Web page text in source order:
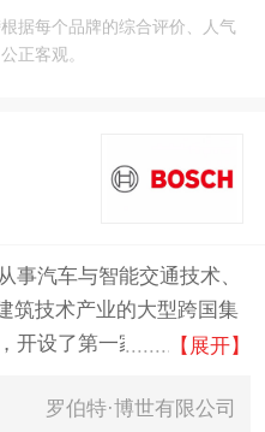
三
、
真
子
据每个品牌的综合评价、人气
正客观。
1
事汽车与智能交通技术、
筑技术产业的大型跨国集
开设了第一家贸易办事
见证了中国社会日新月异
【展开】
罗伯特·博世有限公司